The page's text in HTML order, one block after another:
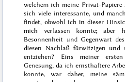
welchem ich meine Privat-
sich viele interessante, und
findet, obwohl ich in dieser
mich verlassen konnte; aber
Besonnenheit und Gegenwart
diesen Nachlaß fürwitzigen und
entziehen? Eins meiner
Genesung, da ich ernsthaftere
konnte, war daher, meine